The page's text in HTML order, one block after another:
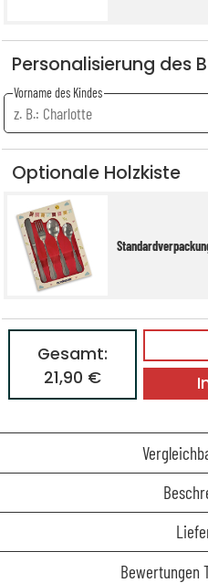
Personalisierung des
Vorname des Kindes
Optionale Holzkiste
Gesamt:
21,90 €
Bewertungen